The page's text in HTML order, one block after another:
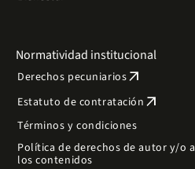
Normatividad institucional
Derechos pecuniariosarrow_outward
Estatuto de contratación arrow_outward
Términos y condiciones
Política de derechos de autor y/o
los contenidos